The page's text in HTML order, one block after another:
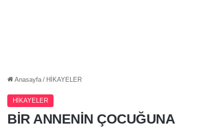
Anasayfa / HİKAYELER
HİKAYELER
BİR ANNENİN ÇOCUĞUNA